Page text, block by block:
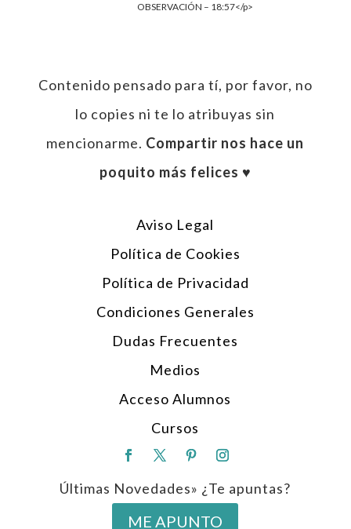
OBSERVACIÓN – 18:57</p>
Contenido pensado para tí, por favor, no
lo copies ni te lo atribuyas sin
mencionarme. Compartir nos hace un
poquito más felices ♥︎
Aviso Legal
Política de Cookies
Política de Privacidad
Condiciones Generales
Dudas Frecuentes
Medios
Acceso Alumnos
Cursos
Últimas Novedades» ¿Te apuntas?
ME APUNTO